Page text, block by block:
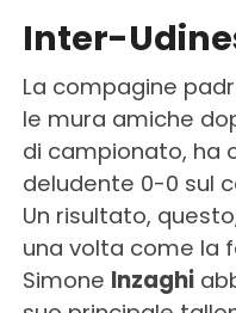
Inter-
La compagine
le mura amiche
di campionato, ha
deludente 0-0 sul
Un risultato,
una volta come la
Simone Inzaghi